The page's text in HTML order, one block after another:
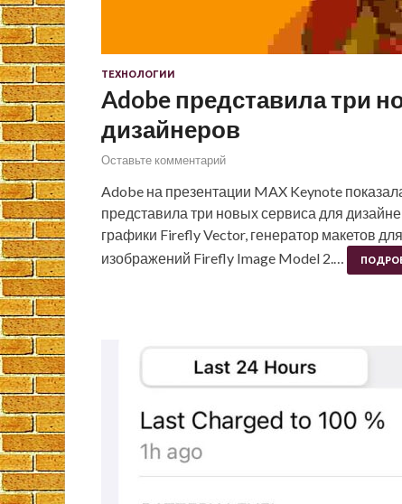
ТЕХНОЛОГИИ
Adobe представила три
дизайнеров
Оставьте комментарий
Adobe на презентации MAX Keynote
представила три новых сервиса для
графики Firefly Vector, генератор макетов
изображений Firefly Image Model 2.…